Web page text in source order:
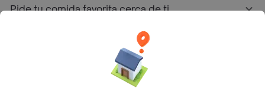
Pide tu comida favorita cerca de ti